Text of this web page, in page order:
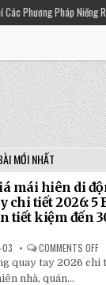
Biến 2025-
MỚI NHẤT
mái hiên di
chi tiết 2026: 5
tiết kiệm đến
COMMENTS OFF
quay tay 2026 chi
nhà, quán...